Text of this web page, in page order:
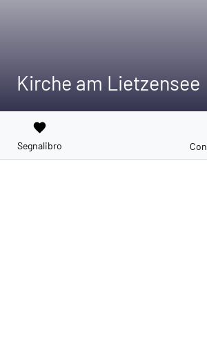
Kirche am Lietzensee
favorite
Segnalibro